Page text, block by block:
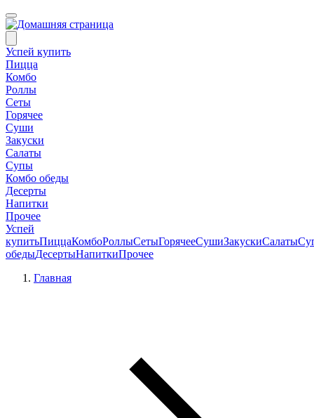
Успей купить
Пицца
Комбо
Роллы
Сеты
Горячее
Суши
Закуски
Салаты
Супы
Комбо обеды
Десерты
Напитки
Прочее
Успей
купитьПиццаКомбоРоллыСетыГорячееСушиЗакускиСалаты
обедыДесертыНапиткиПрочее
Главная